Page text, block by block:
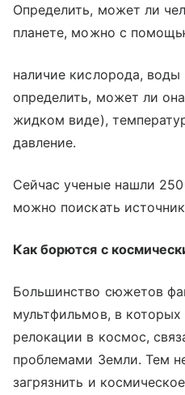
Определить, может ли
планете, можно с
наличие кислорода,
определить, может ли
жидком виде),
давление.
Сейчас ученые нашли
можно поискать
Как борются с
Большинство сюжетов
мультфильмов, в
релокации в космос,
проблемами Земли. Тем
загрязнить и